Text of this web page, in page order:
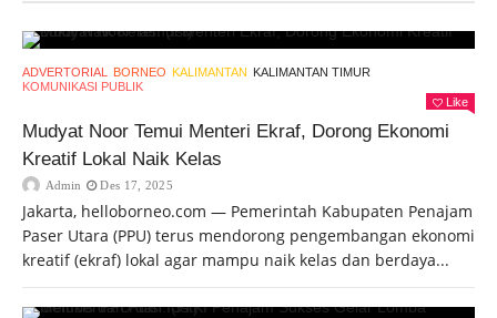
ADVERTORIAL BORNEO KALIMANTAN KALIMANTAN TIMUR
KOMUNIKASI PUBLIK
Like
Mudyat Noor Temui Menteri Ekraf, Dorong Ekonomi
Kreatif Lokal Naik Kelas
Admin Des 17, 2025
Jakarta, helloborneo.com — Pemerintah Kabupaten Penajam
Paser Utara (PPU) terus mendorong pengembangan ekonomi
kreatif (ekraf) lokal agar mampu naik kelas dan berdaya...